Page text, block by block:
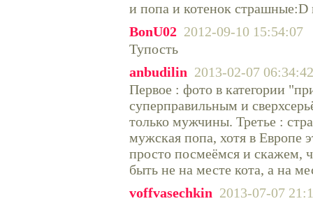
и попа и котенок страшные:D
BonU02 2012-09-10 15:54:07
Тупость
anbudilin 2013-02-07 06:34:42
Первое : фото в категории
суперправильным и
только мужчины. Третье :
мужская попа, хотя в Европе
просто посмеёмся и скажем,
быть не на месте кота, а на
voffvasechkin 2013-07-07